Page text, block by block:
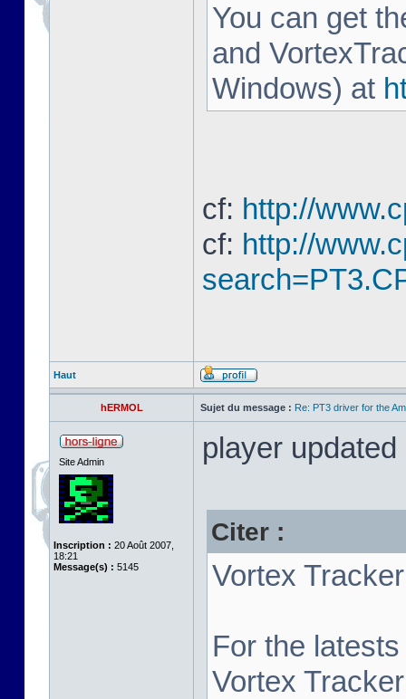
You can get
and
Windows) at
cf: http://
cf: http://
Haut
hERMOL Sujet du message : Re: PT3 driver for the
Site Admin
Inscription : 20 Août 2007,
18:21
Message(s) : 5145
player
Citer :
Vortex
For the
Vortex